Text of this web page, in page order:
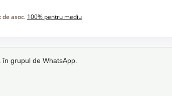
de asoc. 100% pentru mediu
grupul de WhatsApp.